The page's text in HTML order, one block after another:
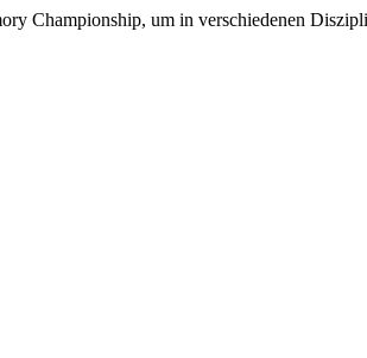
Championship, um in verschiedenen